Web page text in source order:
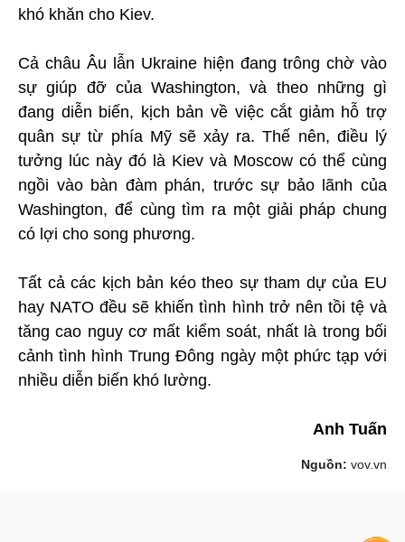
khó khăn cho Kiev.
Cả châu Âu lẫn Ukraine hiện đang trông chờ vào
sự giúp đỡ của Washington, và theo những gì
đang diễn biến, kịch bản về việc cắt giảm hỗ trợ
quân sự từ phía Mỹ sẽ xảy ra. Thế nên, điều lý
tưởng lúc này đó là Kiev và Moscow có thể cùng
ngồi vào bàn đàm phán, trước sự bảo lãnh của
Washington, để cùng tìm ra một giải pháp chung
có lợi cho song phương.
Tất cả các kịch bản kéo theo sự tham dự của EU
hay NATO đều sẽ khiến tình hình trở nên tồi tệ và
tăng cao nguy cơ mất kiểm soát, nhất là trong bối
cảnh tình hình Trung Đông ngày một phức tạp với
nhiều diễn biến khó lường.
Anh Tuấn
Nguồn: vov.vn